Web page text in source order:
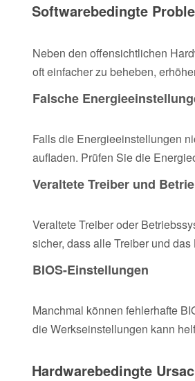
Softwarebedingte
Neben den offensichtlichen
oft einfacher zu beheben,
Falsche
Falls die Energieeinstellungen
aufladen. Prüfen Sie die
Veraltete Treiber und
Veraltete Treiber oder
sicher, dass alle Treiber und
BIOS-Einstellungen
Manchmal können fehlerhafte
die Werkseinstellungen kann
Hardwarebedingte